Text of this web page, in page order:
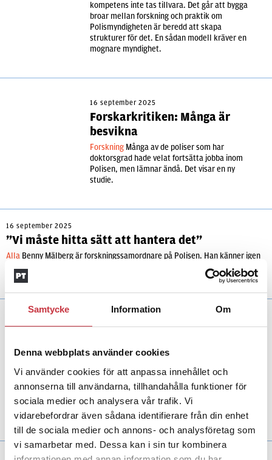
Samtycke Information Om
Denna webbplats använder cookies
Vi använder cookies för att anpassa innehållet och
annonserna till användarna, tillhandahålla funktioner för
sociala medier och analysera vår trafik. Vi
vidarebefordrar även sådana identifierare från din enhet
till de sociala medier och annons- och analysföretag som
vi samarbetar med. Dessa kan i sin tur kombinera
kompetens inte tas tillvara. Det går att bygga
broar mellan forskning och praktik om
Polismyndigheten är beredd att skapa
strukturer för det. En sådan modell kräver en
mognare myndighet.
16 september 2025
Forskarkritiken: Många är
besvikna
Forskning Många av de poliser som har
doktorsgrad hade velat fortsätta jobba inom
Polisen, men lämnar ändå. Det visar en ny
studie.
16 september 2025
”Vi måste hitta sätt att hantera det”
Alla Benny Mälberg är forskningssamordnare på Polisen. Han känner igen
bilden som framkommer i studien från Linnéuniversitetet. Men han säger
att arbete pågår för en förändring.
lämna ifrån sig mobilen
ForskningTanken på att behöva lämna ifrån sig
mobiltelefonen kan vara tillräckligt obehagligt
för att avskräcka från att anmäla ett brott. En
ny studie har undersökt varför och föreslår
också tänkbara lösningar.
27 maj 2025